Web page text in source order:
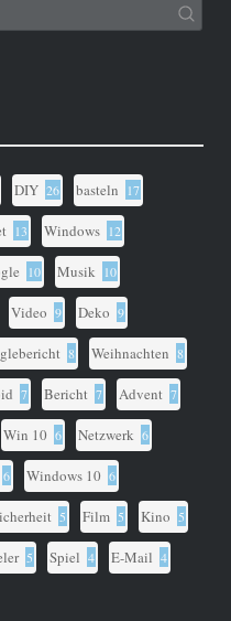
DIY 26 basteln 17
13 Windows 12
10 Musik 10
Video 9 Deko 9
8 Weihnachten 8
7 Bericht 7 Advent 7
Win 10 6 Netzwerk 6
6 Windows 10 6
5 Film 5 Kino 5
5 Spiel 4 E-Mail 4